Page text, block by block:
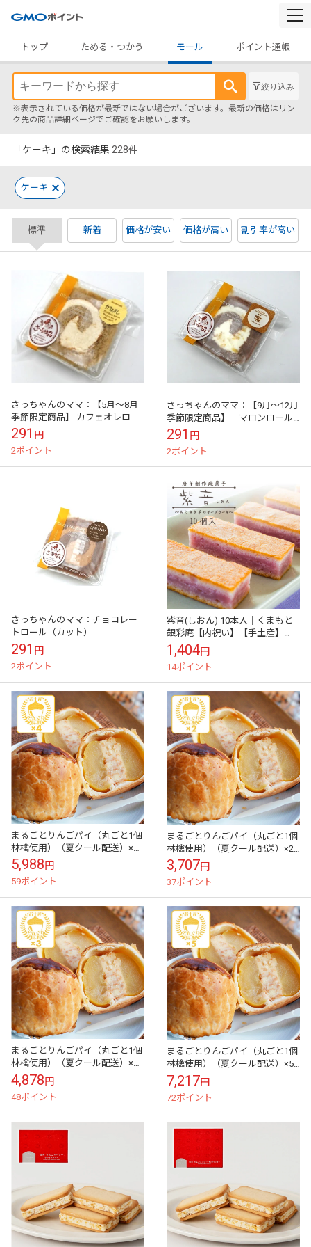
トップ
ためる・つかう モール ポイント通帳
絞り込み
※表示されている価格が最新ではない場合がございます。最新の価格はリン
ク先の商品詳細ページでご確認をお願いします。
「ケーキ」の検索結果 228件
ケーキ
標準 新着 価格が安い 価格が高い 割引率が高い
さっちゃんのママ：【5月～8月
季節限定商品】 カフェオレロー
ル（カット）
291 円
2ポイント
さっちゃんのママ：【9月～12月
季節限定商品】 マロンロール
（カット）
291 円
2ポイント
さっちゃんのママ：チョコレー
トロール（カット）
291 円
2ポイント
紫音(しおん) 10本入｜くまもと
銀彩庵【内祝い】【手土産】
【お供え】【芋スイーツ】（宅
急便発送）
1,404円
14ポイント
まるごとりんごパイ（丸ごと1個
林檎使用）（夏クール配送）×4
箱（送料込）
5,988円
59ポイント
まるごとりんごパイ（丸ごと1個
林檎使用）（夏クール配送）×2
箱（送料込）
3,707円
37ポイント
まるごとりんごパイ（丸ごと1個
林檎使用）（夏クール配送）×3
箱（送料込）
4,878円
48ポイント
まるごとりんごパイ（丸ごと1個
林檎使用）（夏クール配送）×5
箱（送料込）
7,217円
72ポイント